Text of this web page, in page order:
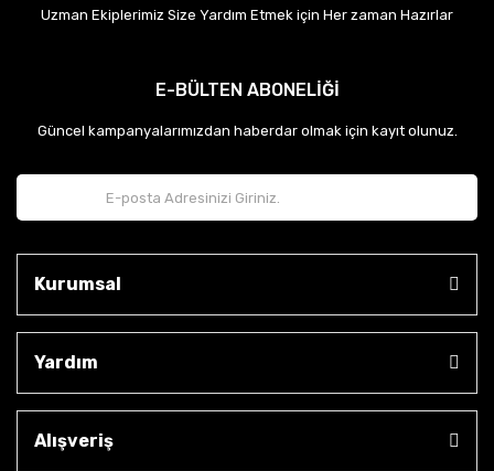
Uzman Ekiplerimiz Size Yardım Etmek için Her zaman Hazırlar
E-BÜLTEN ABONELİĞİ
Güncel kampanyalarımızdan haberdar olmak için kayıt olunuz.
Kurumsal
Yardım
Alışveriş